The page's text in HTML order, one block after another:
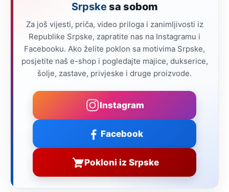
Srpskesa sobom
Za još vijesti, priča, video priloga i zanimljivosti iz
Republike Srpske, zapratite nas na Instagramu i
Facebooku. Ako želite poklon sa motivima Srpske,
posjetite naš e-shop i pogledajte majice, dukserice,
šolje, zastave, privjeske i druge proizvode.
Instagram
Facebook
Pokloni iz Srpske